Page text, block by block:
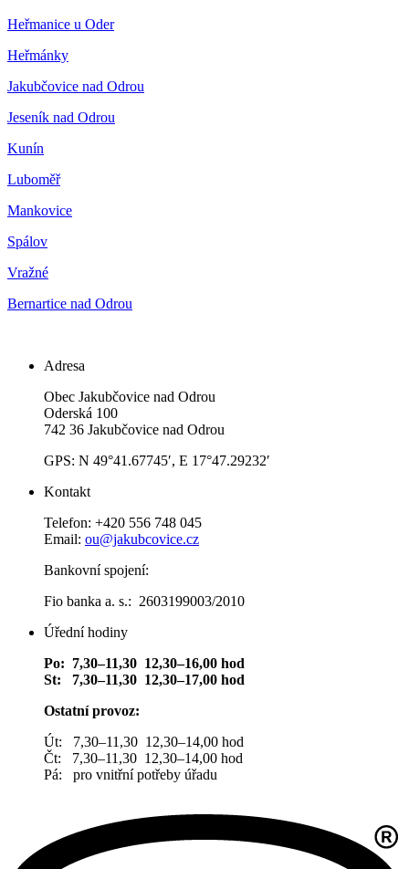
Heřmanice u Oder
Heřmánky
Jakubčovice nad Odrou
Jeseník nad Odrou
Kunín
Luboměř
Mankovice
Spálov
Vražné
Bernartice nad Odrou
Adresa
Obec Jakubčovice nad Odrou
Oderská 100
742 36 Jakubčovice nad Odrou
GPS: N 49°41.67745′, E 17°47.29232′
Kontakt
Telefon: +420 556 748 045
Email: ou@jakubcovice.cz
Bankovní spojení:
Fio banka a. s.: 2603199003/2010
Úřední hodiny
Po: 7,30–11,30 12,30–16,00 hod
St: 7,30–11,30 12,30–17,00 hod
Ostatní provoz:
Út: 7,30–11,30 12,30–14,00 hod
Čt: 7,30–11,30 12,30–14,00 hod
Pá: pro vnitřní potřeby úřadu